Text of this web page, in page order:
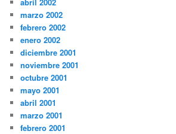
marzo 2002
febrero 2002
enero 2002
diciembre 2001
noviembre 2001
octubre 2001
mayo 2001
abril 2001
marzo 2001
febrero 2001